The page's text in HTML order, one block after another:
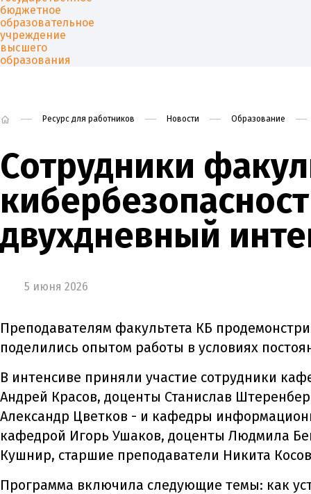
Ресурс для работников Новости Образование
Сотрудники
двухдневный
5 июня 2026
Преподавателям факультета КБ
поделились опытом работы в условиях
В интенсиве приняли участие сотрудники
Андрей Красов, доценты Станислав
Александр Цветков - и кафедры
кафедрой Игорь Ушаков, доценты Людмила
Кушнир, старшие преподаватели Никита
Программа включила следующие темы: как